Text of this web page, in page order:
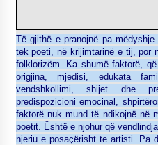
Të gjithë e pranojnë pa
tek poeti, në krijimtarinë e tij, por
folklorizëm. Ka shumë faktorë,
origjina, mjedisi, edukata
vendshkollimi, shijet dhe
predispozicioni emocinal,
faktorë nuk mund të ndikojnë në
poetit. Është e njohur që
njeriu e posaçërisht te artisti. Pa